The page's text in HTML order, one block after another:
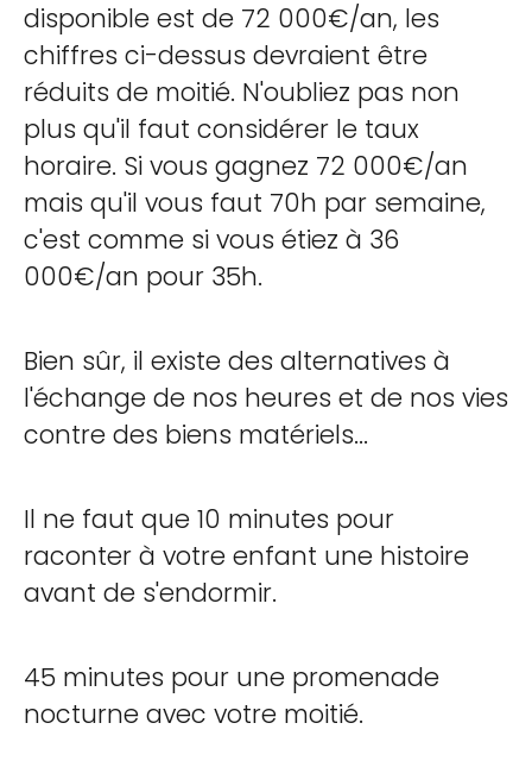
disponible est de 72 000€/an, les
chiffres ci-dessus devraient être
réduits de moitié. N'oubliez pas non
plus qu'il faut considérer le taux
horaire. Si vous gagnez 72 000€/an
mais qu'il vous faut 70h par semaine,
c'est comme si vous étiez à 36
000€/an pour 35h.
Bien sûr, il existe des alternatives à
l'échange de nos heures et de nos vies
contre des biens matériels...
Il ne faut que 10 minutes pour
raconter à votre enfant une histoire
avant de s'endormir.
45 minutes pour une promenade
nocturne avec votre moitié.